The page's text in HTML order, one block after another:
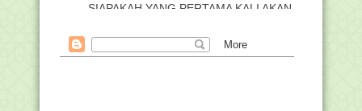
SIAPAKAH YANG PERTAMA KALI AKAN
Hari Ibu, Tasyabbuh???